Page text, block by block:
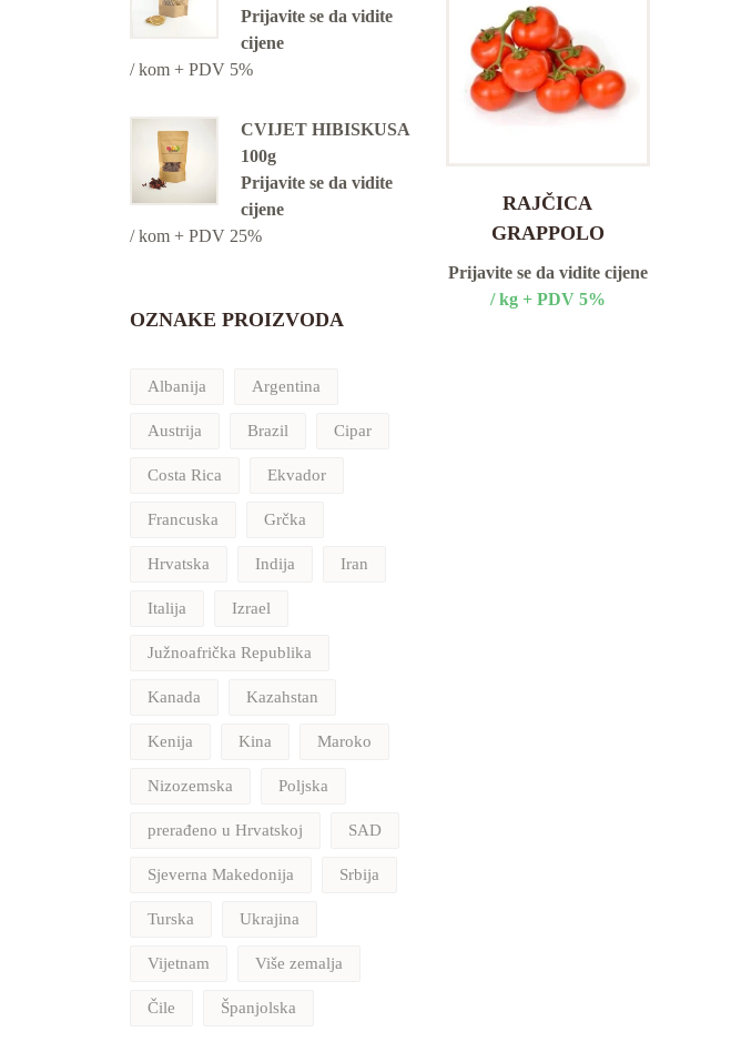
Prijavite se da vidite
cijene
/ kom + PDV 5%
CVIJET HIBISKUSA
100g
Prijavite se da vidite
cijene
/ kom + PDV 25%
OZNAKE PROIZVODA
Albanija Argentina
Austrija Brazil Cipar
Costa Rica Ekvador
Francuska Grčka
Hrvatska Indija Iran
Italija Izrael
Južnoafrička Republika
Kanada Kazahstan
Kenija Kina Maroko
Nizozemska Poljska
prerađeno u Hrvatskoj SAD
Sjeverna Makedonija Srbija
Turska Ukrajina
Vijetnam Više zemalja
Čile Španjolska
RAJČICA
GRAPPOLO
Prijavite se da vidite cijene
/ kg + PDV 5%